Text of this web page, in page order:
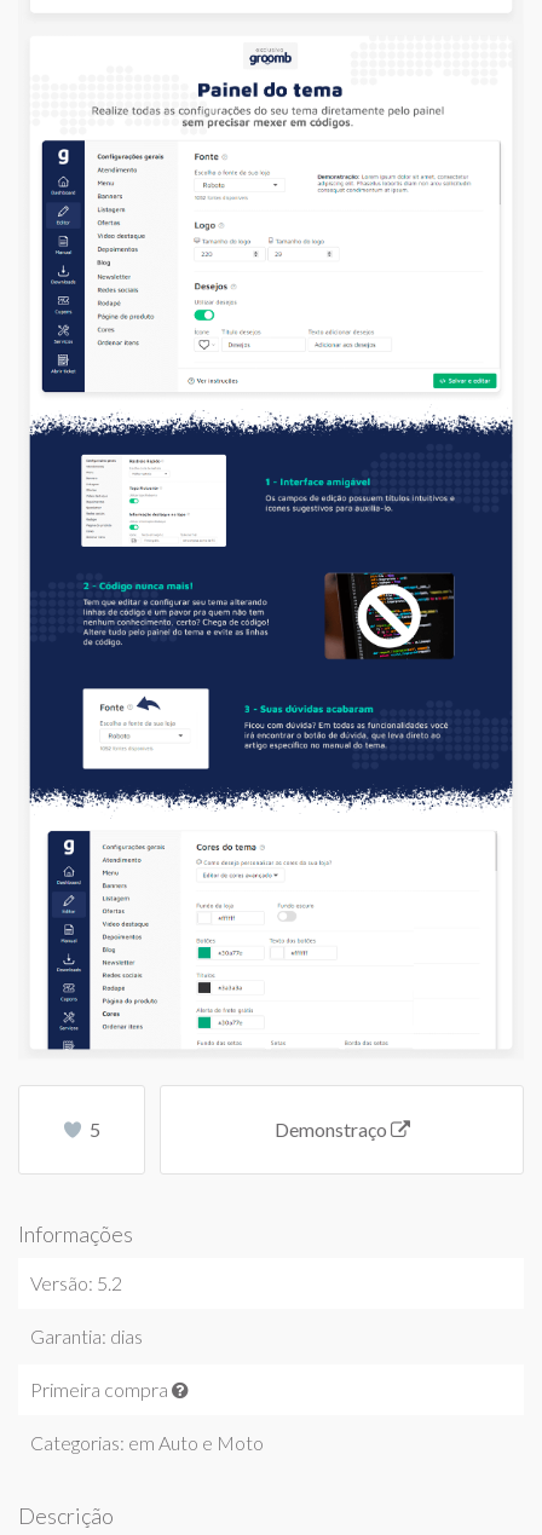
5 Demonstraço
Informações
Versão: 5.2
Garantia: dias
Primeira compra
Categorias: em Auto e Moto
Descrição